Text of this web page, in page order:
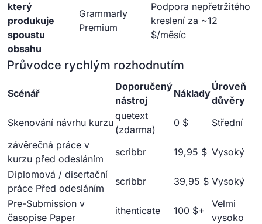
který
produkuje
spoustu
obsahu
Grammarly
Premium
Podpora nepřetržitého
kreslení za ~12
$/měsíc
Průvodce rychlým rozhodnutím
Scénář
Doporučený
nástroj
Náklady
Úroveň
důvěry
Skenování návrhu kurzu
quetext
(zdarma)
0 $
Střední
závěrečná práce v
kurzu před odesláním
scribbr 19,95 $ Vysoký
Diplomová / disertační
práce Před odesláním
scribbr 39,95 $ Vysoký
Pre-Submission v
časopise Paper
ithenticate 100 $+
Velmi
vysoko